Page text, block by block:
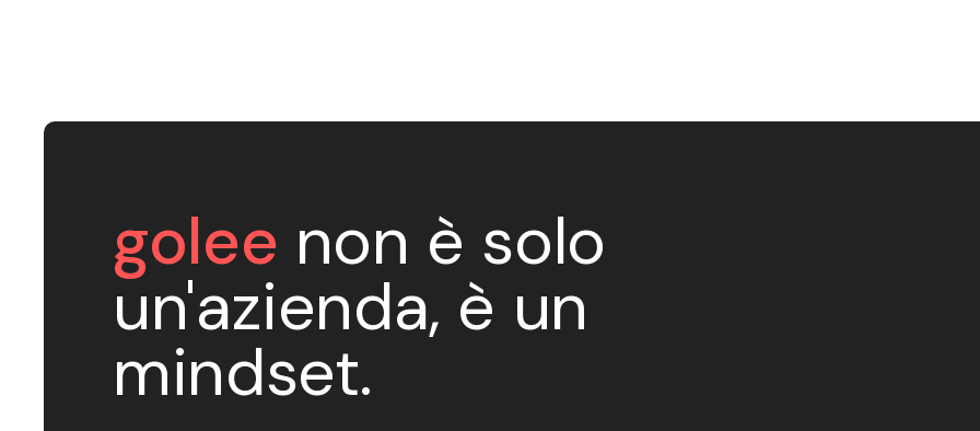
golee non è solo
un'azienda, è un
mindset.